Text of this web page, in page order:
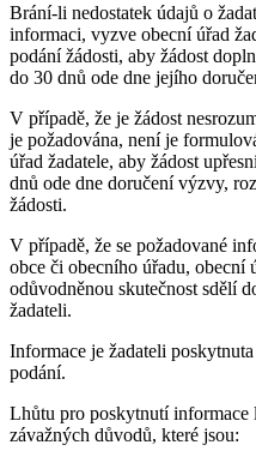
Brání-li nedostatek údajů o
informaci, vyzve obecní úřad
podání žádosti, aby žádost
do 30 dnů ode dne jejího
V případě, že je žádost
je požadována, není je
úřad žadatele, aby žádost
dnů ode dne doručení výzvy,
žádosti.
V případě, že se požadované
obce či obecního úřadu, obecní
odůvodněnou skutečnost sdělí
žadateli.
Informace je žadateli
podání.
Lhůtu pro poskytnutí informace
závažných důvodů, které jsou: